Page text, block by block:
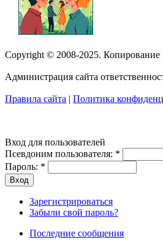
Copyright © 2008-2025. Копирование
Администрация сайта
Правила сайта | Политика
Вход для пользователей
Псевдоним пользователя: *
Пароль: *
Зарегистрироваться
Забыли свой пароль?
Последние сообщения